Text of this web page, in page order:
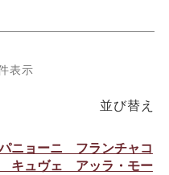
並び替え
表示
ニョーニ フランチャコ
キュヴェ アッラ・モー